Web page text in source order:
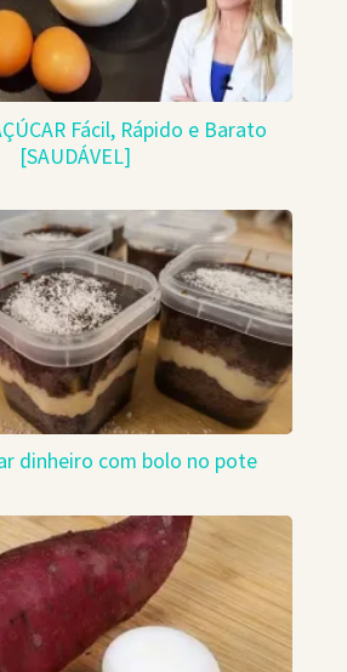
Fácil, Rápido e Barato
[SAUDÁVEL]
dinheiro com bolo no pote